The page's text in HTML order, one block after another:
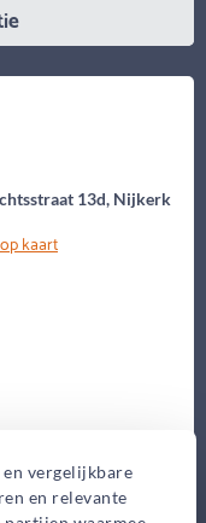
vergelijkbare
en relevante
13d, Nijkerk
kaart
u graag om uw